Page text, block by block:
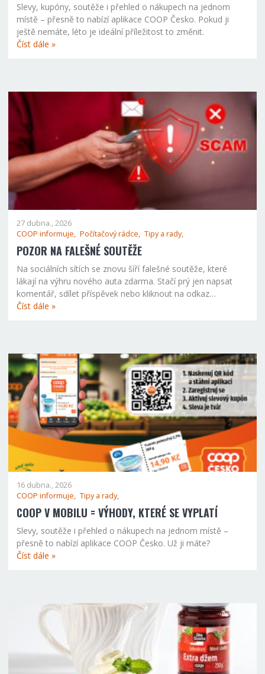
Slevy, kupóny, soutěže i přehled o nákupech na jednom
místě – přesně to nabízí aplikace COOP Česko. Pokud ji
ještě nemáte, léto je ideální příležitost to změnit.
Číst dále »
27 dubna., 2026
COOP informuje, Počítačový rádce, Tipy a rady,
POZOR NA FALEŠNÉ SOUTĚŽE
Na sociálních sítích se znovu šíří falešné soutěže, které
lákají na výhru nového auta zdarma. Stačí prý jen napsat
komentář, sdílet příspěvek nebo kliknout na odkaz…
Číst dále »
16 dubna., 2026
COOP informuje, Tipy a rady,
COOP V MOBILU = VÝHODY, KTERÉ SE VYPLATÍ
Slevy, soutěže i přehled o nákupech na jednom místě –
přesně to nabízí aplikace COOP Česko. Už ji máte?
Číst dále »